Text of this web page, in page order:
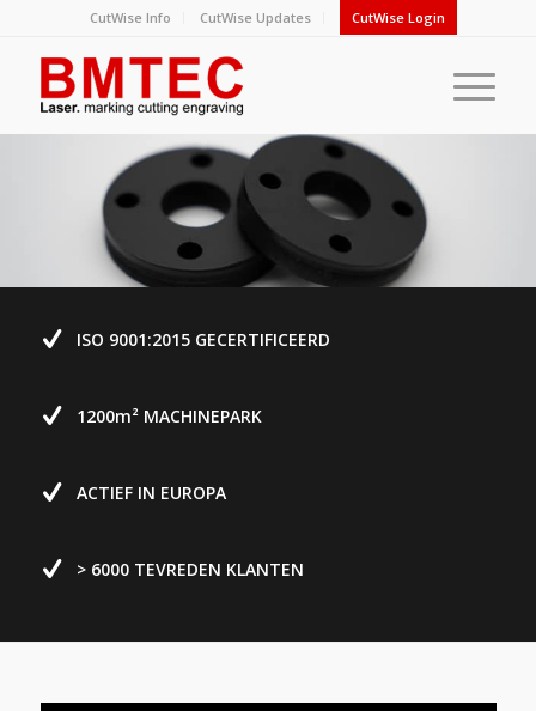
CutWise Info CutWise Updates CutWise Login
ISO 9001:2015 GECERTIFICEERD
1200m² MACHINEPARK
ACTIEF IN EUROPA
> 6000 TEVREDEN KLANTEN